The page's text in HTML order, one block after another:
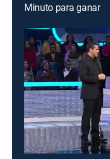
Minuto para ganar